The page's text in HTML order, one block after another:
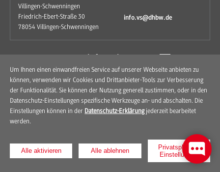
Villingen-Schwenningen
Friedrich-Ebert-Straße 30
78054 Villingen-Schwenningen
info.vs@dhbw.de
© 2026 Duale Hochschule Baden-Württemberg
Um Ihnen einen einwandfreien Service auf unserer Webseite anbieten zu
können, verwenden wir Cookies und Drittanbieter-Tools zur Verbesserung
der Funktionalität. Sie können der Nutzung generell zustimmen, oder in den
Datenschutz-Einstellungen spezifische Werkzeuge an- und abschalten. Die
Einstellungen können in der Datenschutz-Erklärungjederzeit bearbeitet
werden.
Alle aktivieren Alle ablehnen
Privatsphären-
Einstellungen